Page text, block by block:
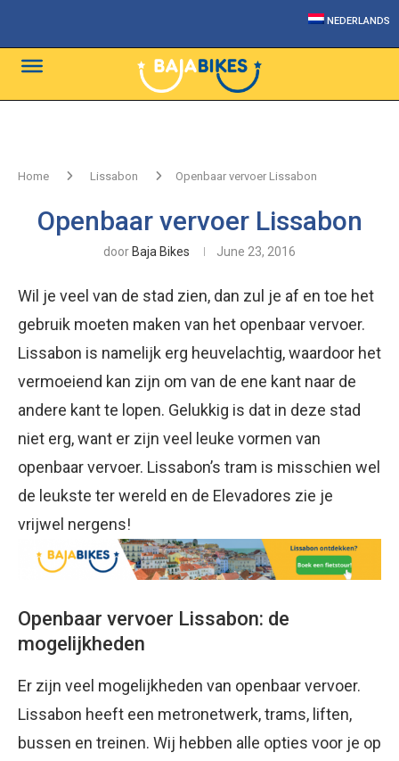
NEDERLANDS
Home Lissabon Openbaar vervoer Lissabon
Openbaar vervoer Lissabon
door Baja Bikes June 23, 2016
Wil je veel van de stad zien, dan zul je af en toe het
gebruik moeten maken van het openbaar vervoer.
Lissabon is namelijk erg heuvelachtig, waardoor het
vermoeiend kan zijn om van de ene kant naar de
andere kant te lopen. Gelukkig is dat in deze stad
niet erg, want er zijn veel leuke vormen van
openbaar vervoer. Lissabon’s tram is misschien wel
de leukste ter wereld en de Elevadores zie je
vrijwel nergens!
Openbaar vervoer Lissabon: de
mogelijkheden
Er zijn veel mogelijkheden van openbaar vervoer.
Lissabon heeft een metronetwerk, trams, liften,
bussen en treinen. Wij hebben alle opties voor je op